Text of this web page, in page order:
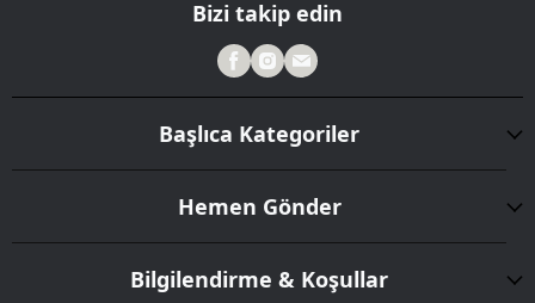
Bizi takip edin
Başlıca Kategoriler
Hemen Gönder
Bilgilendirme & Koşullar